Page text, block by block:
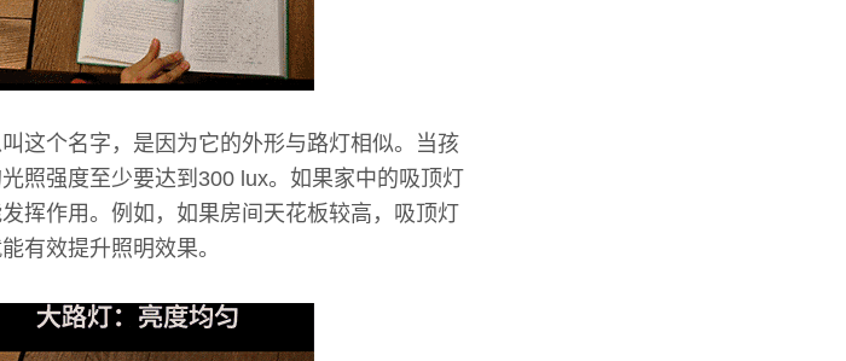
这个名字，是因为它的外形与路灯相似。当孩
照强度至少要达到300 lux。如果家中的吸顶灯
挥作用。例如，如果房间天花板较高，吸顶灯
有效提升照明效果。